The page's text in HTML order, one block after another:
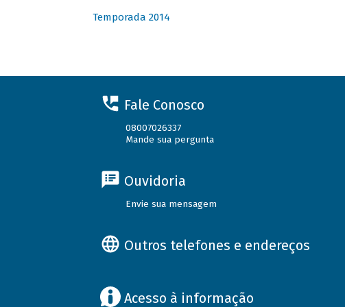
Temporada 2014
Fale Conosco
08007026337
Mande sua pergunta
Ouvidoria
Envie sua mensagem
Outros telefones e endereços
Acesso à informação